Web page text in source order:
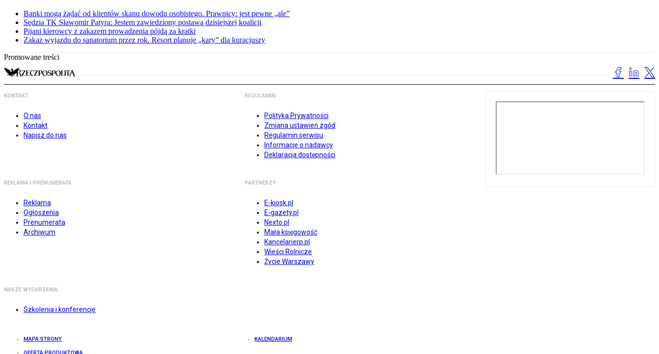
Banki mogą żądać od klientów skanu dowodu osobistego. Prawnicy: jest pewne „ale”
Sędzia TK Sławomir Patyra: Jestem zawiedziony postawą dzisiejszej koalicji
Pijani kierowcy z zakazem prowadzenia pójdą za kratki
Zakaz wyjazdu do sanatorium przez rok. Resort planuje „kary” dla kuracjuszy
Promowane treści
KONTAKT
O nas
Kontakt
Napisz do nas
REGULAMIN
Polityka Prywatności
Zmiana ustawień zgód
Regulamin serwisu
Informacje o nadawcy
Deklaracja dostępności
REKLAMA I PRENUMERATA
Reklama
Ogłoszenia
Prenumerata
Archiwum
PARTNERZY
E-kiosk.pl
E-gazety.pl
Nexto.pl
Mała księgowość
Kancelarierp.pl
Wieści Rolnicze
Życie Warszawy
NASZE WYDARZENIA
Szkolenia i konferencje
MAPA STRONY KALENDARIUM